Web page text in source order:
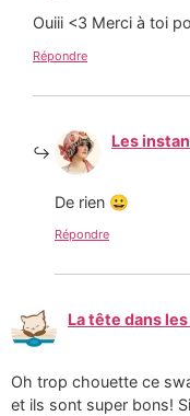
Ouiii <3 Merci à toi
Répondre
Les
De rien 😀
Répondre
La tête dans
Oh trop chouette ce
et ils sont super bons!